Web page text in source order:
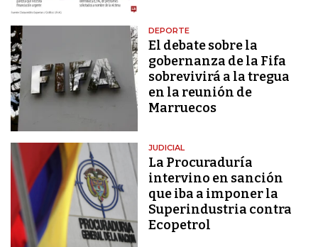
DEPORTE
El debate sobre la
gobernanza de la Fifa
sobrevivirá a la tregua
en la reunión de
Marruecos
JUDICIAL
La Procuraduría
intervino en sanción
que iba a imponer la
Superindustria contra
Ecopetrol